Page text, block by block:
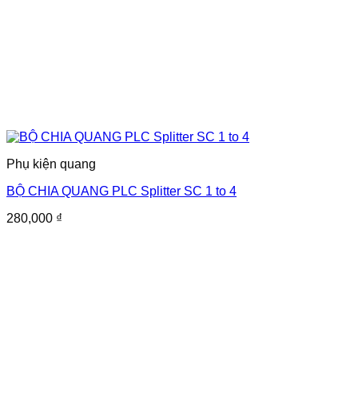
Phụ kiện quang
BỘ CHIA QUANG PLC Splitter SC 1 to 4
280,000 ₫